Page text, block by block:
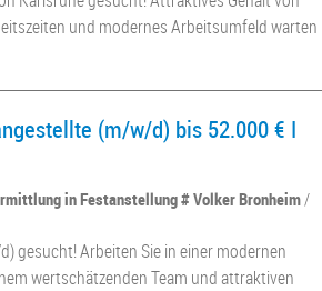
und modernes Arbeitsumfeld warten
(m/w/d) bis 52.000 € I
in Festanstellung # Volker Bronheim/
gesucht! Arbeiten Sie in einer modernen
wertschätzenden Team und attraktiven